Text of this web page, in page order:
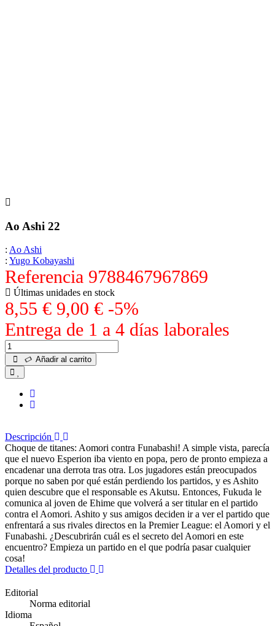
Ao Ashi 22
: Ao Ashi
: Yugo Kobayashi
Referencia 9788467967869
Últimas unidades en stock
8,55 € 9,00 € -5%
Entrega de 1 a 4 días laborales
Añadir al carrito
Descripción
Choque de titanes: Aomori contra Funabashi! A simple vista, parecía
que el nuevo Esperion iba viento en popa, pero de pronto empieza a
encadenar una derrota tras otra. Los jugadores están preocupados
porque no saben por qué están perdiendo los partidos, y es Ashito
quien descubre que el responsable es Akutsu. Entonces, Fukuda le
comunica al joven de Ehime que volverá a ser titular en el partido
contra el Aomori. Ashito y sus amigos deciden ir a ver el partido que
enfrentará a sus rivales directos en la Premier League: el Aomori y el
Funabashi. ¿Descubrirán cuál es el secreto del Aomori en este
encuentro? Empieza un partido en el que podría pasar cualquier
cosa!
Detalles del producto
Editorial
Norma editorial
Idioma